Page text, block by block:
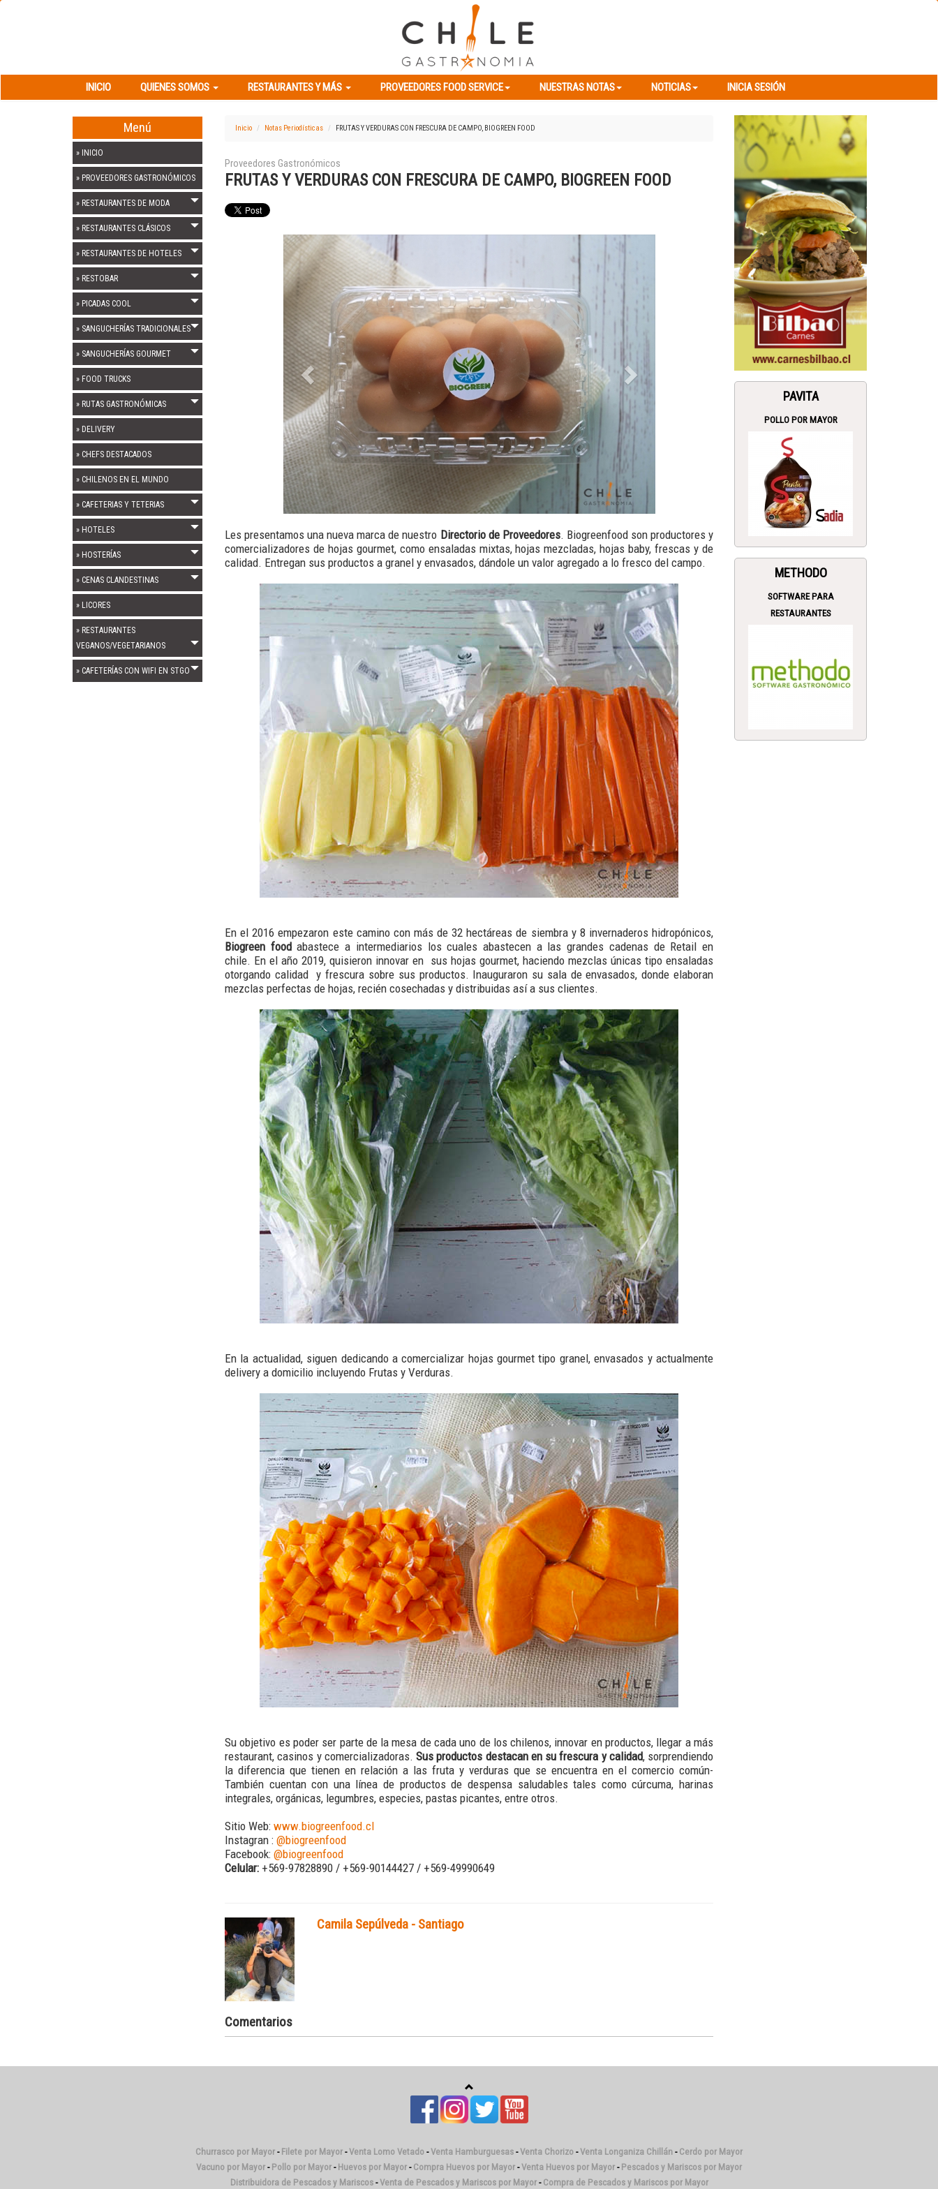
INICIO QUIENES SOMOS RESTAURANTES Y MÁS PROVEEDORES FOOD SERVICE NUESTRAS NOTAS NOTICIAS INICIA SESIÓN
PROVEEDORES FOOD SERVICE
Menú
» INICIO
» PROVEEDORES GASTRONÓMICOS
» RESTAURANTES DE MODA
» RESTAURANTES CLÁSICOS
» RESTAURANTES DE HOTELES
» RESTOBAR
» PICADAS COOL
» SANGUCHERÍAS TRADICIONALES
» SANGUCHERÍAS GOURMET
» FOOD TRUCKS
» RUTAS GASTRONÓMICAS
» DELIVERY
» CHEFS DESTACADOS
» CHILENOS EN EL MUNDO
» CAFETERIAS Y TETERIAS
» HOTELES
» HOSTERÍAS
» CENAS CLANDESTINAS
» LICORES
» RESTAURANTES
VEGANOS/VEGETARIANOS
» CAFETERÍAS CON WIFI EN STGO
Inicio Notas Periodísticas FRUTAS Y VERDURAS CON FRESCURA DE CAMPO, BIOGREEN FOOD
Proveedores Gastronómicos
FRUTAS Y VERDURAS CON FRESCURA DE CAMPO, BIOGREEN FOOD
Previous
Les presentamos una nueva marca de nuestro Directorio de Proveedores. Biogreenfood son productores y
comercializadores de hojas gourmet, como ensaladas mixtas, hojas mezcladas, hojas baby, frescas y de
calidad. Entregan sus productos a granel y envasados, dándole un valor agregado a lo fresco del campo.
En el 2016 empezaron este camino con más de 32 hectáreas de siembra y 8 invernaderos hidropónicos,
Biogreen foodabastece a intermediarios los cuales abastecen a las grandes cadenas de Retail en
chile. En el año 2019, quisieron innovar en sus hojas gourmet, haciendo mezclas únicas tipo ensaladas
otorgando calidad y frescura sobre sus productos. Inauguraron su sala de envasados, donde elaboran
mezclas perfectas de hojas, recién cosechadas y distribuidas así a sus clientes.
En la actualidad, siguen dedicando a comercializar hojas gourmet tipo granel, envasados y actualmente
delivery a domicilio incluyendo Frutas y Verduras.
Su objetivo es poder ser parte de la mesa de cada uno de los chilenos, innovar en productos, llegar a más
restaurant, casinos y comercializadoras. Sus productos destacan en su frescura y calidad, sorprendiendo
la diferencia que tienen en relación a las fruta y verduras que se encuentra en el comercio común-
También cuentan con una línea de productos de despensa saludables tales como cúrcuma, harinas
integrales, orgánicas, legumbres, especies, pastas picantes, entre otros.
Sitio Web: www.biogreenfood.cl
Instagran : @biogreenfood
Facebook: @biogreenfood
Celular: +569-97828890 / +569-90144427 / +569-49990649
Camila Sepúlveda - Santiago
Comentarios
PAVITA
POLLO POR MAYOR
METHODO
SOFTWARE PARA
RESTAURANTES
Churrasco por Mayor - Filete por Mayor -Venta Lomo Vetado -Venta Hamburguesas -Venta Chorizo -Venta Longaniza Chillán - Cerdo por Mayor
Vacuno por Mayor - Pollo por Mayor - Huevos por Mayor - Compra Huevos por Mayor -Venta Huevos por Mayor - Pescados y Mariscos por Mayor
Distribuidora de Pescados y Mariscos-Venta de Pescados y Mariscos por Mayor- Compra de Pescados y Mariscos por Mayor